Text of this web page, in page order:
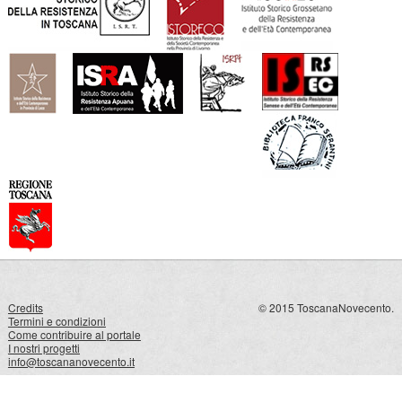
Credits
Termini e condizioni
Come contribuire al portale
I nostri progetti
info@toscananovecento.it
© 2015 ToscanaNovecento.